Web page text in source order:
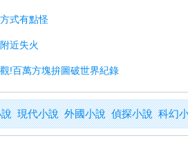
式有點怪
近失火
!百萬方塊拚圖破世界紀錄
現代小說 外國小說 偵探小說 科幻